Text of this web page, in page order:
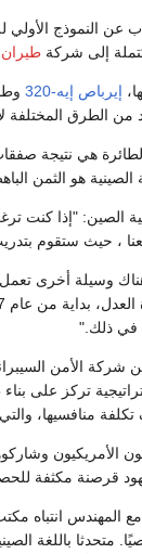
إيرباص إيه-320
من الطرق
هي نتيجة
هو الثمن
حيث ستقوم بتدريب
وسيلة أخرى
في ذلك."
تركز على
الأمريكيون
جهود قرصنة مكثفة
المهندس انتباه
متحدثا